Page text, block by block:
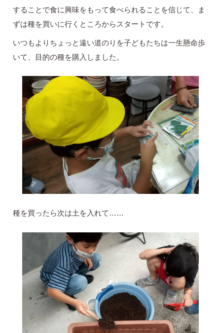
することで食に興味をもって食べられることを信じて、ま
ずは種を買いに行くところからスタートです。
いつもよりちょっと遠い道のりを子どもたちは一生懸命歩
いて、目的の種を購入しました。
種を買ったら次は土を入れて……